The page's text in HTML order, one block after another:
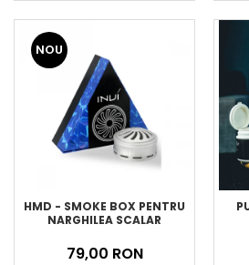
NOU
HMD - SMOKE BOX PENTRU
NARGHILEA SCALAR
79,00 RON